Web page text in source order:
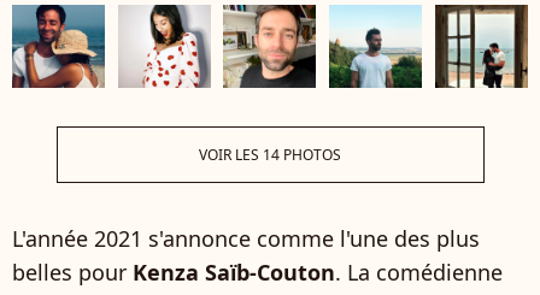
VOIR LES 14 PHOTOS
L'année 2021 s'annonce comme l'une des plus
belles pour Kenza Saïb-Couton. La comédienne